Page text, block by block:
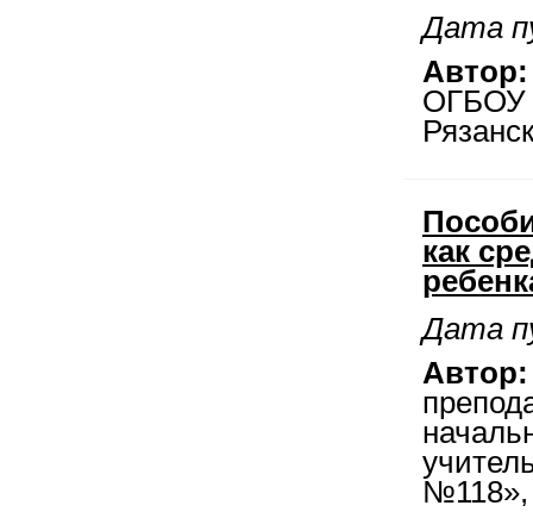
Дата
Автор:
ОГБОУ
как
Дата
Автор:
№118»,